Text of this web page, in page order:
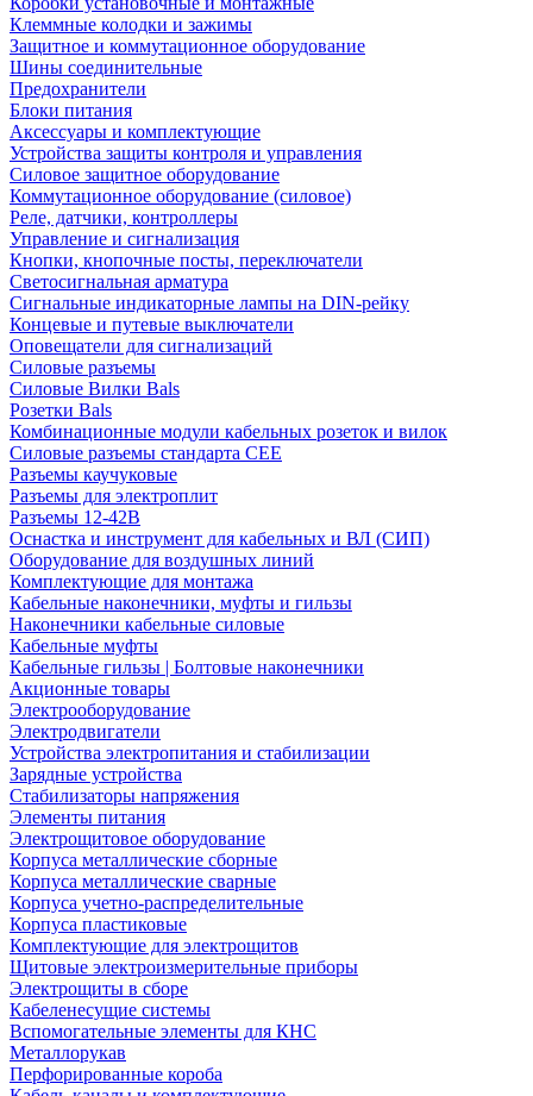
Клеммные колодки и зажимы
Защитное и коммутационное оборудование
Шины соединительные
Предохранители
Блоки питания
Аксессуары и комплектующие
Устройства защиты контроля и управления
Силовое защитное оборудование
Коммутационное оборудование (силовое)
Реле, датчики, контроллеры
Управление и сигнализация
Кнопки, кнопочные посты, переключатели
Светосигнальная арматура
Сигнальные индикаторные лампы на DIN-рейку
Концевые и путевые выключатели
Оповещатели для сигнализаций
Силовые разъемы
Силовые Вилки Bals
Розетки Bals
Комбинационные модули кабельных розеток и вилок
Силовые разъемы стандарта CEE
Разъемы каучуковые
Разъемы для электроплит
Разъемы 12-42В
Оснастка и инструмент для кабельных и ВЛ (СИП)
Оборудование для воздушных линий
Комплектующие для монтажа
Кабельные наконечники, муфты и гильзы
Наконечники кабельные силовые
Кабельные муфты
Кабельные гильзы | Болтовые наконечники
Акционные товары
Электрооборудование
Электродвигатели
Устройства электропитания и стабилизации
Зарядные устройства
Стабилизаторы напряжения
Элементы питания
Электрощитовое оборудование
Корпуса металлические сборные
Корпуса металлические сварные
Корпуса учетно-распределительные
Корпуса пластиковые
Комплектующие для электрощитов
Щитовые электроизмерительные приборы
Электрощиты в сборе
Кабеленесущие системы
Вспомогательные элементы для КНС
Металлорукав
Перфорированные короба